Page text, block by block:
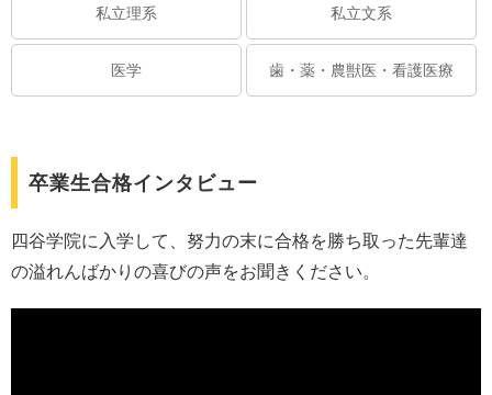
私立理系 私立文系
医学 歯・薬・農獣医・看護医療
卒業生合格インタビュー
四谷学院に入学して、努力の末に合格を勝ち取った先輩達
の溢れんばかりの喜びの声をお聞きください。